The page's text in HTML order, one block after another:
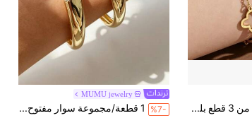
مجموعة أساور فاخرة من 3 قطع بلون ذهبي عيار 18 قيراط، سوار مجوف على شكل ورقة البرسيم رباعية الأوراق مرصع بالراينستون، سوار ورقة البرسيم رباعية الأوراق، سوار مفتوح على شكل مسمار، إكسسوارات من الفولاذ المقاوم للصدأ متعددة الاستخدامات للنساء، مناسبة للارتداء اليومي والحفلات
MUMU jewelry
%7- 1 قطعة/مجموعة سوار مفتوح مرصع بالراين ستون الذهبي & مجموعة خاتم، نحاس مطلي بالذهب عيار 18 قيراط، أسلوب فاخر متعدد الاستخدامات للنساء